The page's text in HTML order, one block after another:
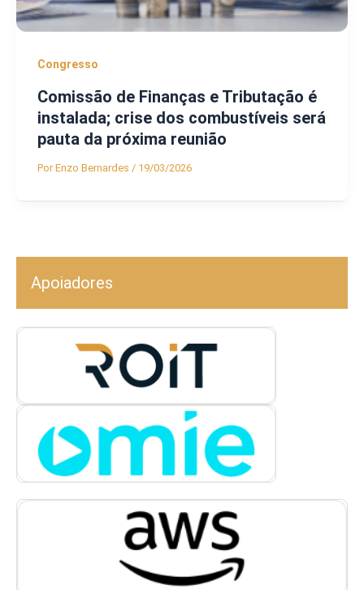
Congresso
Comissão de Finanças e Tributação é
instalada; crise dos combustíveis será
pauta da próxima reunião
PorEnzo Bernardes / 19/03/2026
Apoiadores